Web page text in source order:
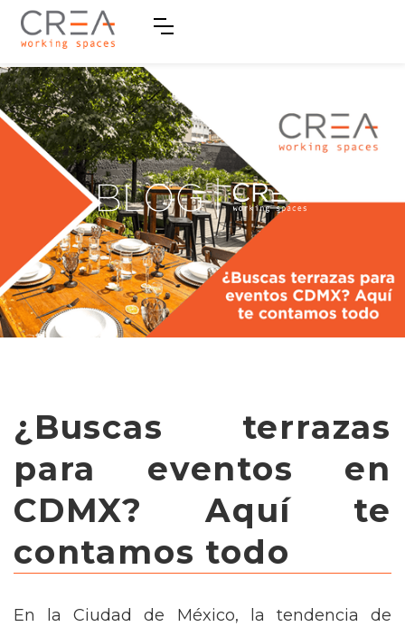
¿Buscas terrazas
para eventos en
CDMX? Aquí te
contamos todo
En la Ciudad de México, la tendencia de